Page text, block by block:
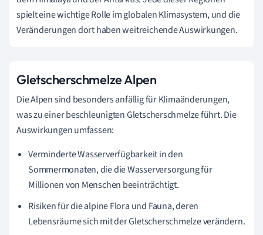
spielt eine wichtige Rolle im globalen Klimasystem, und die
Veränderungen dort haben weitreichende Auswirkungen.
Gletscherschmelze Alpen
Die Alpen sind besonders anfällig für Klimaänderungen,
was zu einer beschleunigten Gletscherschmelze führt. Die
Auswirkungen umfassen:
Verminderte Wasserverfügbarkeit in den
Sommermonaten, die die Wasserversorgung für
Millionen von Menschen beeinträchtigt.
Risiken für die alpine Flora und Fauna, deren
Lebensräume sich mit der Gletscherschmelze verändern.